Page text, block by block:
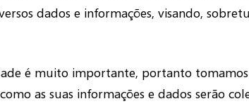
dados e informações, visando,
é muito importante, portanto
as suas informações e dados serão